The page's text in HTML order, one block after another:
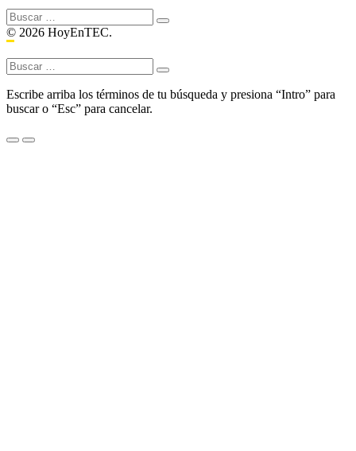
Buscar:
© 2026 HoyEnTEC.
Buscar:
Escribe arriba los términos de tu búsqueda y presiona “Intro” para
buscar o “Esc” para cancelar.
Menu